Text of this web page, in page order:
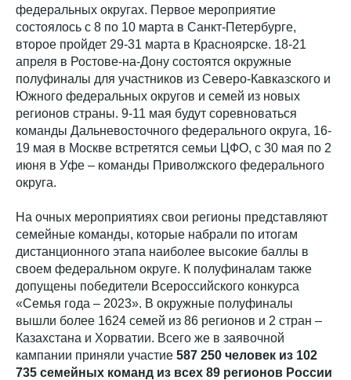
федеральных округах. Первое мероприятие
состоялось с 8 по 10 марта в Санкт-Петербурге,
второе пройдет 29-31 марта в Красноярске. 18-21
апреля в Ростове-на-Дону состоятся окружные
полуфиналы для участников из Северо-Кавказского и
Южного федеральных округов и семей из новых
регионов страны. 9-11 мая будут соревноваться
команды Дальневосточного федерального округа, 16-
19 мая в Москве встретятся семьи ЦФО, с 30 мая по 2
июня в Уфе – команды Приволжского федерального
округа.
На очных мероприятиях свои регионы представляют
семейные команды, которые набрали по итогам
дистанционного этапа наиболее высокие баллы в
своем федеральном округе. К полуфиналам также
допущены победители Всероссийского конкурса
«Семья года – 2023». В окружные полуфиналы
вышли более 1624 семей из 86 регионов и 2 стран –
Казахстана и Хорватии. Всего же в заявочной
кампании приняли участие 587 250 человек из 102
735 семейных команд из всех 89 регионов России